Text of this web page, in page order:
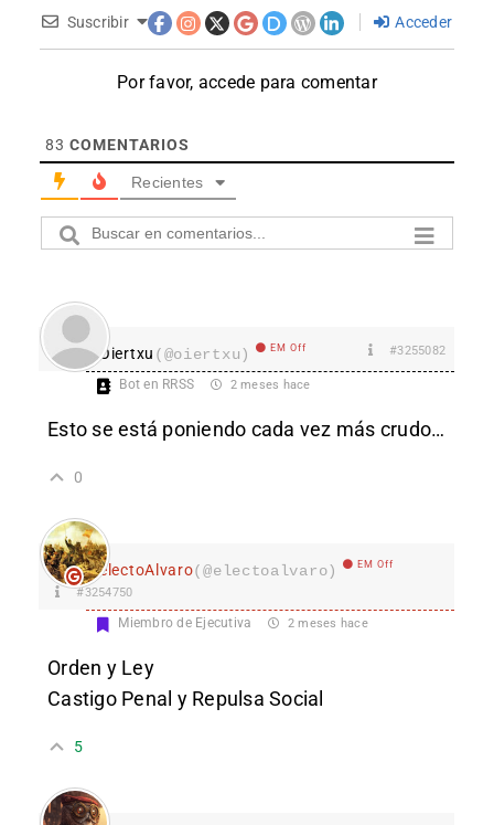
Suscribir Acceder
Por favor, accede para comentar
83 COMENTARIOS
Recientes
Oiertxu (@oiertxu) EM Off #3255082
Bot en RRSS 2 meses hace
Esto se está poniendo cada vez más crudo…
0
electoAlvaro(@electoalvaro) EM Off
#3254750
Miembro de Ejecutiva 2 meses hace
Orden y Ley
Castigo Penal y Repulsa Social
5